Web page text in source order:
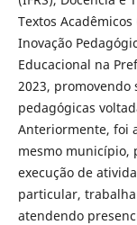
Textos
Inovação
Educacional na
2023,
pedagógicas
Anteriormente, foi
mesmo município,
execução de
particular, trabalha
atendendo